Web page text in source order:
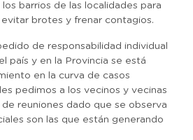
barrios de las localidades para
brotes y frenar contagios.
de responsabilidad individual
país y en la Provincia se está
en la curva de casos
pedimos a los vecinos y vecinas
reuniones dado que se observa
son las que están generando